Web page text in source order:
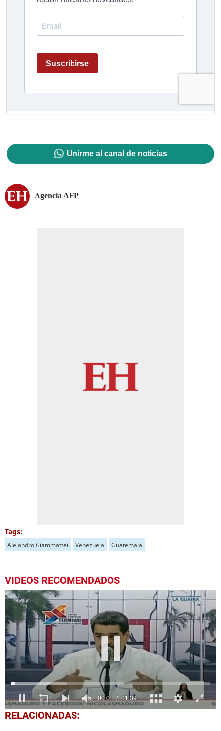
Unirme al canal de noticias
Agencia AFP
Tags:
Alejandro Giammattei Venezuela Guatemala
VIDEOS RECOMENDADOS
0
seconds
RELACIONADAS: